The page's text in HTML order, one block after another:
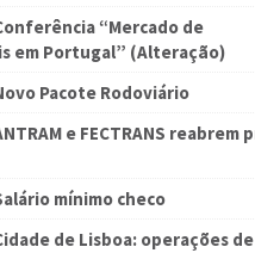
“Mercado de
em Portugal” (Alteração)
Pacote Rodoviário
e FECTRANS reabrem
mínimo checo
de Lisboa: operações